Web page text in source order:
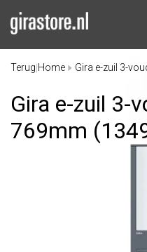
Terug Home Gira e-zuil 3-
Gira e-zuil 3-
769mm